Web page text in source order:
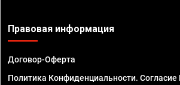
Правовая информация
Договор-Оферта
Политика Конфиденциальности.